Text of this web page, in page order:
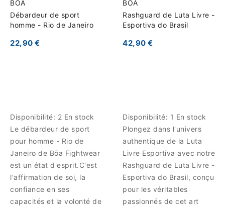
BOA
Débardeur de sport
homme - Rio de Janeiro
22,90 €
Disponibilité: 2 En stock
Le débardeur de sport
pour homme - Rio de
Janeiro de Bōa Fightwear
est un état d'esprit.C'est
l'affirmation de soi, la
confiance en ses
capacités et la volonté de
BOA
Rashguard de Luta Livre -
Esportiva do Brasil
42,90 €
Disponibilité: 1 En stock
Plongez dans l'univers
authentique de la Luta
Livre Esportiva avec notre
Rashguard de Luta Livre -
Esportiva do Brasil, conçu
pour les véritables
passionnés de cet art